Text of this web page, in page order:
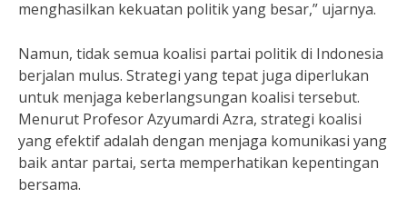
menghasilkan kekuatan politik yang besar,” ujarnya.
Namun, tidak semua koalisi partai politik di Indonesia
berjalan mulus. Strategi yang tepat juga diperlukan
untuk menjaga keberlangsungan koalisi tersebut.
Menurut Profesor Azyumardi Azra, strategi koalisi
yang efektif adalah dengan menjaga komunikasi yang
baik antar partai, serta memperhatikan kepentingan
bersama.